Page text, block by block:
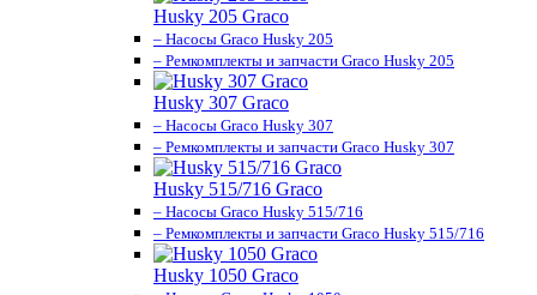
Husky 205 Graco
– Насосы Graco Husky 205
– Ремкомплекты и запчасти Graco Husky 205
Husky 307 Graco
– Насосы Graco Husky 307
– Ремкомплекты и запчасти Graco Husky 307
Husky 515/716 Graco
– Насосы Graco Husky 515/716
– Ремкомплекты и запчасти Graco Husky 515/716
Husky 1050 Graco